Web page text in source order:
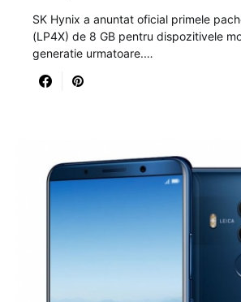
SK Hynix a anuntat oficial primele
(LP4X) de 8 GB pentru dispozitivele
generatie urmatoare.…